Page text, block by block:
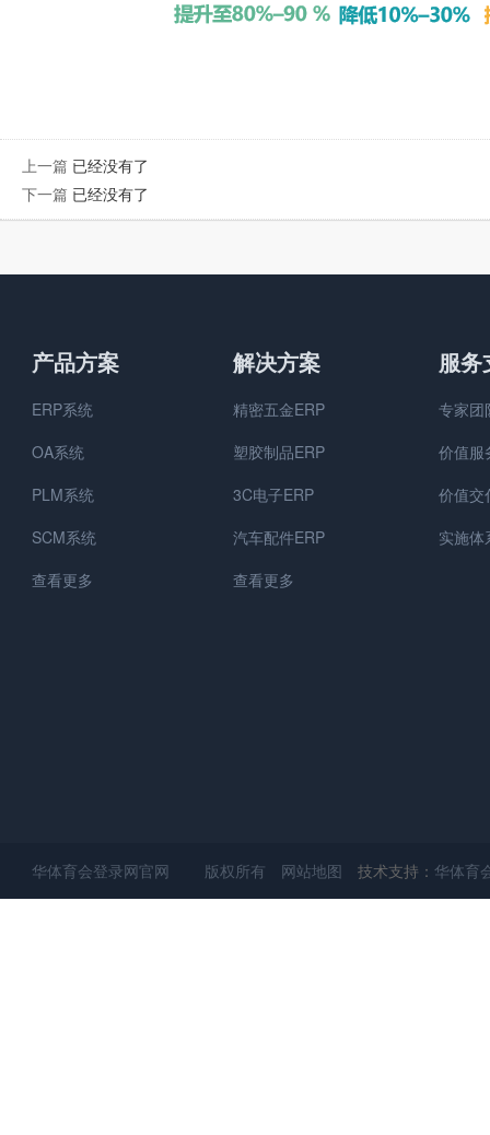
上一篇 已经没有了
下一篇 已经没有了
产品方案
ERP系统
OA系统
PLM系统
SCM系统
查看更多
解决方案
精密五金ERP
塑胶制品ERP
3C电子ERP
汽车配件ERP
查看更多
服务
专家团
价值服
价值交
实施体
华体育会登录网官网 版权所有 网站地图 技术支持：华体育